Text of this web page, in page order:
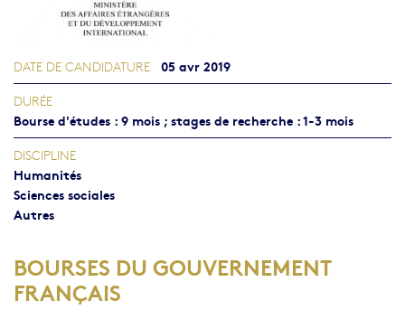
BOURSES DU GOUVERNEMENT
FRANÇAIS
DATE DE CANDIDATURE 05 avr 2019
DURÉE
Bourse d'études : 9 mois ; stages de recherche : 1-3 mois
DISCIPLINE
Humanités
Sciences sociales
Autres